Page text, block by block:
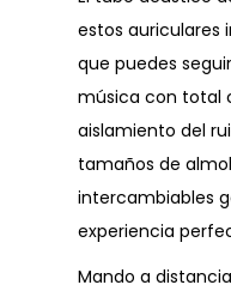
estos auriculares
que puedes
música con total
aislamiento del
tamaños de
intercambiables
experiencia
Mando a